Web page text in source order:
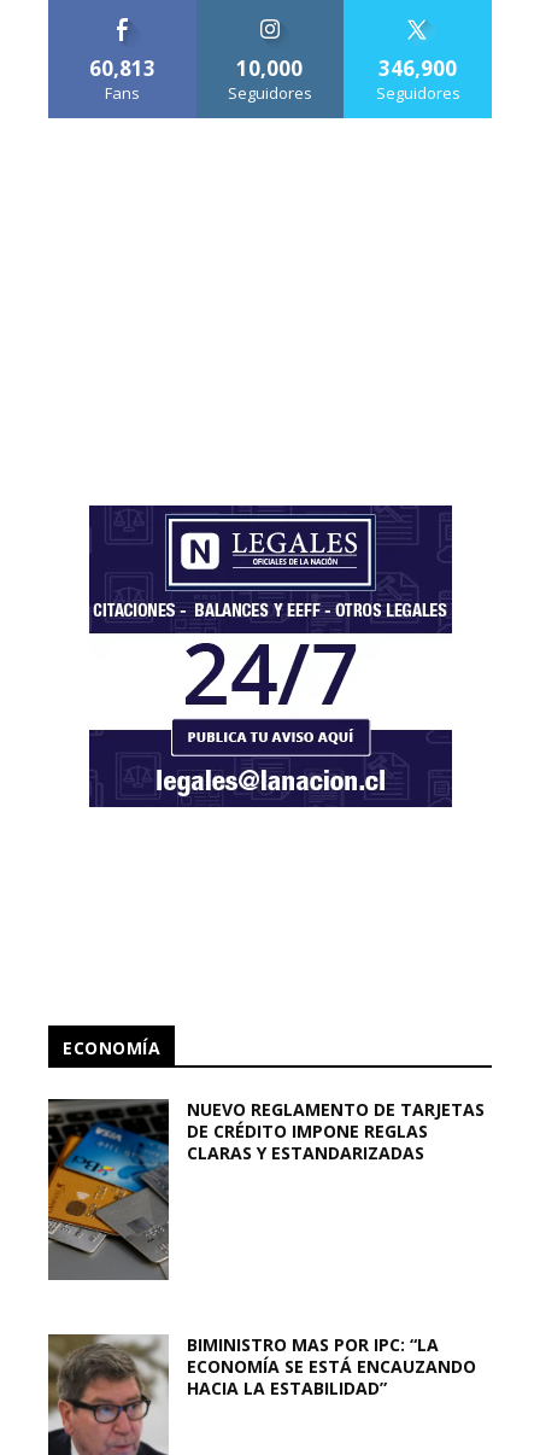
60,813
Fans
10,000
Seguidores
346,900
Seguidores
ECONOMÍA
NUEVO REGLAMENTO DE TARJETAS
DE CRÉDITO IMPONE REGLAS
CLARAS Y ESTANDARIZADAS
BIMINISTRO MAS POR IPC: “LA
ECONOMÍA SE ESTÁ ENCAUZANDO
HACIA LA ESTABILIDAD”